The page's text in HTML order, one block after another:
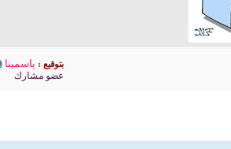
بتوقيع : ياسمينا
عضو مشارك